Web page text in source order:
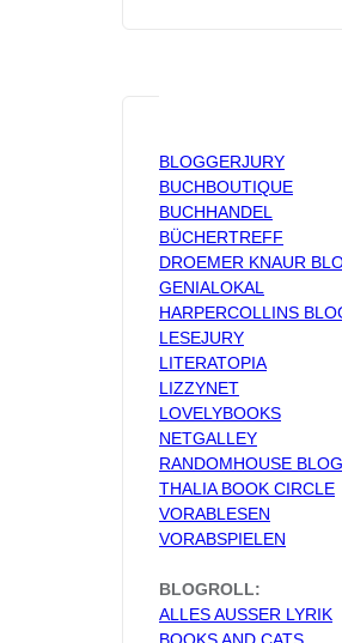
BLOGGERJURY
BUCHBOUTIQUE
BUCHHANDEL
BÜCHERTREFF
DROEMER KNAUR
GENIALOKAL
HARPERCOLLINS
LESEJURY
LITERATOPIA
LIZZYNET
LOVELYBOOKS
NETGALLEY
RANDOMHOUSE
THALIA BOOK CIRCLE
VORABLESEN
VORABSPIELEN
BLOGROLL:
ALLES AUSSER LYRIK
BOOKS AND CATS